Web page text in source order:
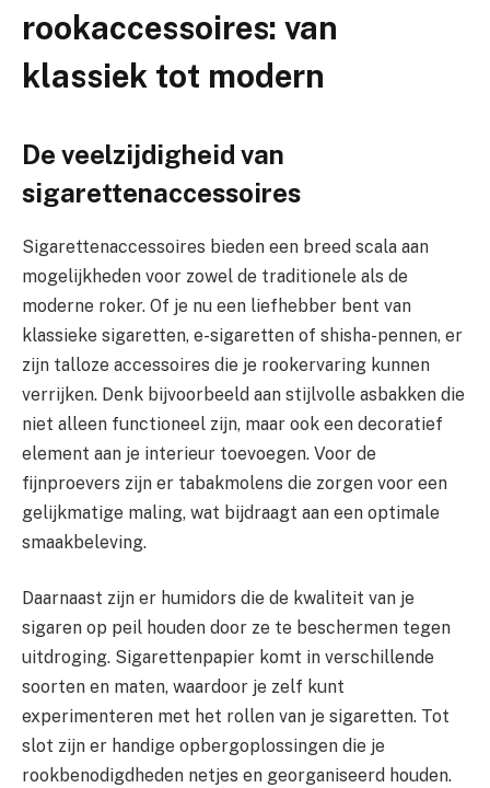
rookaccessoires: van
klassiek tot modern
De veelzijdigheid van
sigarettenaccessoires
Sigarettenaccessoires bieden een breed scala aan
mogelijkheden voor zowel de traditionele als de
moderne roker. Of je nu een liefhebber bent van
klassieke sigaretten, e-sigaretten of shisha-pennen, er
zijn talloze accessoires die je rookervaring kunnen
verrijken. Denk bijvoorbeeld aan stijlvolle asbakken die
niet alleen functioneel zijn, maar ook een decoratief
element aan je interieur toevoegen. Voor de
fijnproevers zijn er tabakmolens die zorgen voor een
gelijkmatige maling, wat bijdraagt aan een optimale
smaakbeleving.
Daarnaast zijn er humidors die de kwaliteit van je
sigaren op peil houden door ze te beschermen tegen
uitdroging. Sigarettenpapier komt in verschillende
soorten en maten, waardoor je zelf kunt
experimenteren met het rollen van je sigaretten. Tot
slot zijn er handige opbergoplossingen die je
rookbenodigdheden netjes en georganiseerd houden.